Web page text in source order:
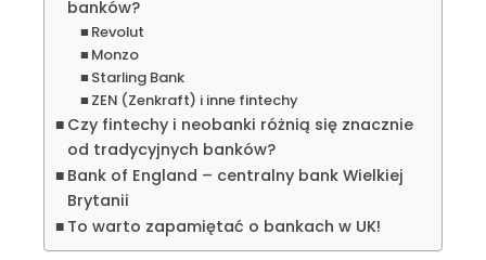
banków?
Revolut
Monzo
Starling Bank
ZEN (Zenkraft) i inne fintechy
Czy fintechy i neobanki różnią się znacznie
od tradycyjnych banków?
Bank of England – centralny bank Wielkiej
Brytanii
To warto zapamiętać o bankach w UK!